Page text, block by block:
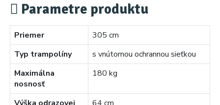
Parametre produktu
Priemer
305 cm
Typ trampolíny
s vnútornou ochrannou sieťkou
Maximálna
nosnosť
180 kg